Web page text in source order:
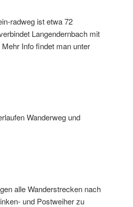
radweg ist etwa 72
Langendernbach mit
Info findet man unter
Wanderweg und
alle Wanderstrecken nach
und Postweiher zu